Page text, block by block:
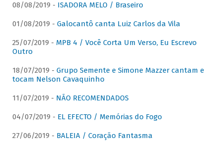
08/08/2019 - ISADORA MELO / Braseiro
01/08/2019 - Galocantô canta Luiz Carlos da Vila
25/07/2019 - MPB 4 / Você Corta Um Verso, Eu Escrevo
Outro
18/07/2019 - Grupo Semente e Simone Mazzer cantam e
tocam Nelson Cavaquinho
11/07/2019 - NÃO RECOMENDADOS
04/07/2019 - EL EFECTO / Memórias do Fogo
27/06/2019 - BALEIA / Coração Fantasma